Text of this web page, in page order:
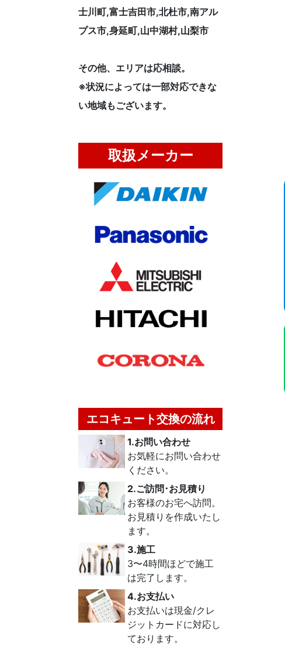
士川町,富士吉田市,北杜市,南アル
プス市,身延町,山中湖村,山梨市
その他、エリアは応相談。
※状況によっては一部対応できな
い地域もございます。
取扱メーカー
エコキュート交換の流れ
1.お問い合わせ
お気軽にお問い合わせ
ください。
2.ご訪問･お見積り
お客様のお宅へ訪問。
お見積りを作成いたし
ます。
3.施工
3〜4時間ほどで施工
は完了します。
4.お支払い
お支払いは現金/クレ
ジットカードに対応し
ております。